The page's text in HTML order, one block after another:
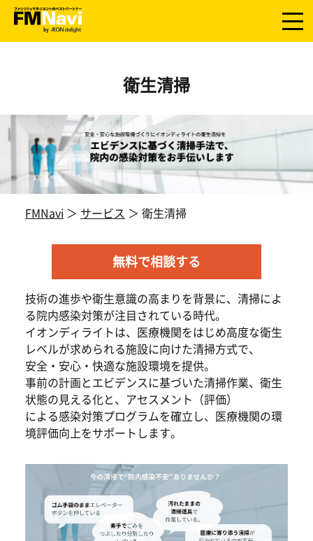
衛生清掃
FMNavi ＞ サービス ＞ 衛生清掃
無料で相談する
技術の進歩や衛生意識の高まりを背景に、清掃によ
る院内感染対策が注目されている時代。
イオンディライトは、医療機関をはじめ高度な衛生
レベルが求められる施設に向けた清掃方式で、
安全・安心・快適な施設環境を提供。
事前の計画とエビデンスに基づいた清掃作業、衛生
状態の見える化と、アセスメント（評価）
による感染対策プログラムを確立し、医療機関の環
境評価向上をサポートします。